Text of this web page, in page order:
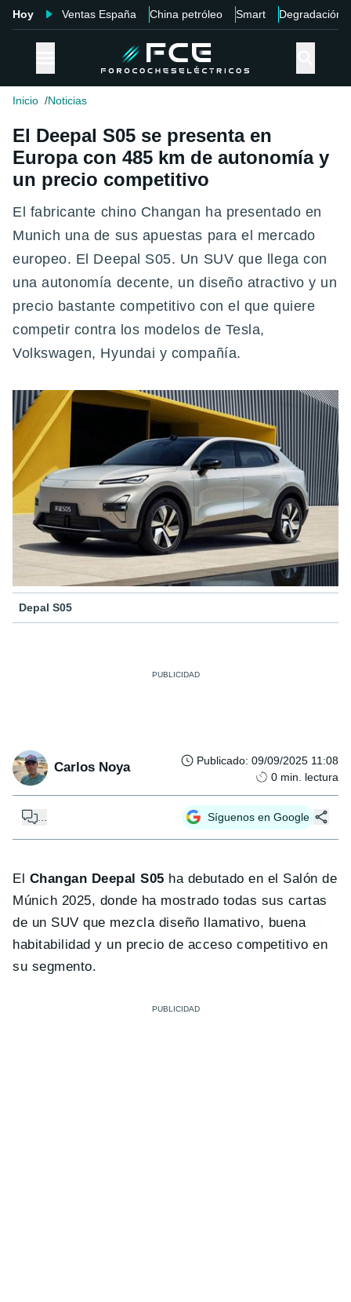
Hoy Ventas España China petróleo Smart Degradación
Inicio Noticias
El Deepal S05 se presenta en
Europa con 485 km de autonomía y
un precio competitivo
El fabricante chino Changan ha presentado en
Munich una de sus apuestas para el mercado
europeo. El Deepal S05. Un SUV que llega con
una autonomía decente, un diseño atractivo y un
precio bastante competitivo con el que quiere
competir contra los modelos de Tesla,
Volkswagen, Hyundai y compañía.
Depal S05
Carlos Noya Publicado: 09/09/2025 11:08
0 min. lectura
Síguenos en Google
El Changan Deepal S05 ha debutado en el Salón de
Múnich 2025, donde ha mostrado todas sus cartas
de un SUV que mezcla diseño llamativo, buena
habitabilidad y un precio de acceso competitivo en
su segmento.